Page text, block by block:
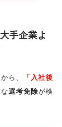
手企業よ
ら、
「入社後
選考免除が検